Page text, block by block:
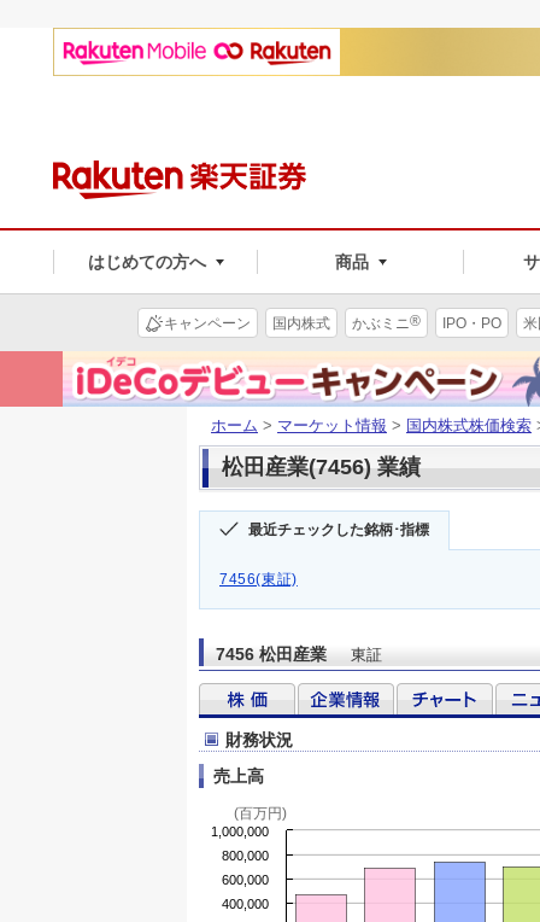
はじめての方へ 商品
キャンペーン 国内株式 かぶミニ® IPO・PO
ホーム > マーケット情報 > 国内株式株価検索
松田産業(7456) 業績
最近チェックした銘柄･指標
7456(東証)
7456 松田産業 東証